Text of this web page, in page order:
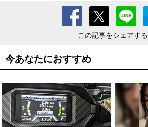
この記事をシェアする
今あなたにおすすめ